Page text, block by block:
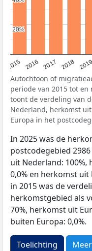
2015 2016 2017 2018 2019
20%
20%
Autochtoon of
periode van 2015 tot en
toont de verdeling van
Nederland, herkomst
Europa in het
In 2025 was de
postcodegebied
uit Nederland:
0,0% en herkomst uit
in 2015 was de
herkomstgebied als
70%, herkomst uit
buiten Europa: 0,0%.
Toelichting